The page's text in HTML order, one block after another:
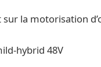
la motorisation
hybrid 48V